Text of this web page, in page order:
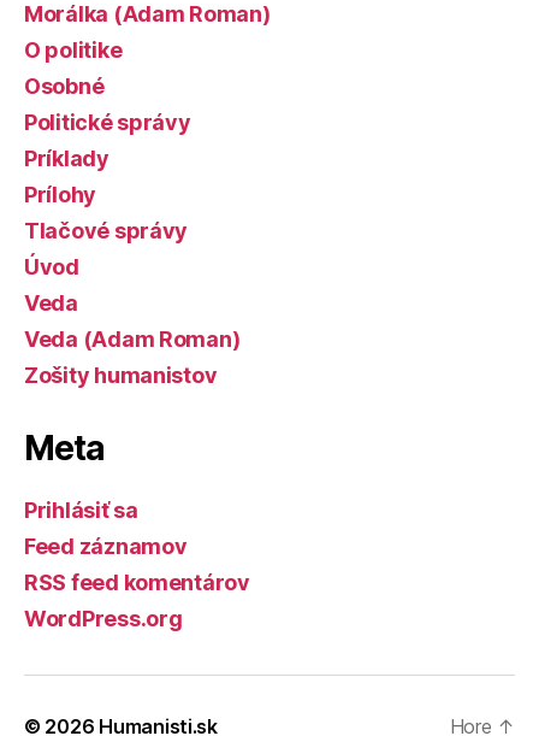
Morálka (Adam Roman)
O politike
Osobné
Politické správy
Príklady
Prílohy
Tlačové správy
Úvod
Veda
Veda (Adam Roman)
Zošity humanistov
Meta
Prihlásiť sa
Feed záznamov
RSS feed komentárov
WordPress.org
© 2026 Humanisti.sk Hore ↑